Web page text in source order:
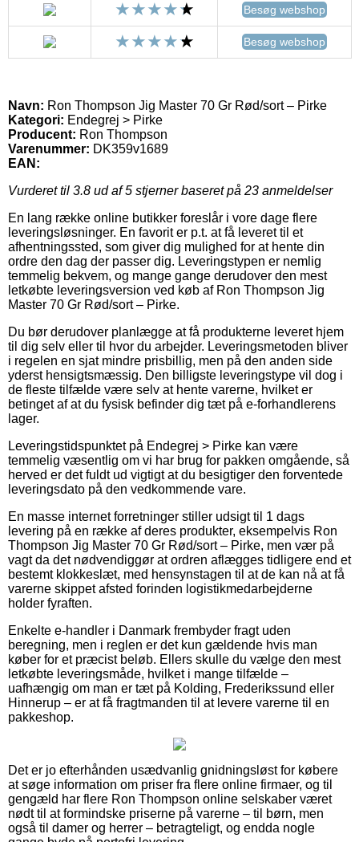
Besøg webshop
Besøg webshop
Navn: Ron Thompson Jig Master 70 Gr Rød/sort – Pirke
Kategori: Endegrej > Pirke
Producent: Ron Thompson
Varenummer: DK359v1689
EAN:
Vurderet til 3.8 ud af 5 stjerner baseret på 23 anmeldelser
En lang række online butikker foreslår i vore dage flere
leveringsløsninger. En favorit er p.t. at få leveret til et
afhentningssted, som giver dig mulighed for at hente din
ordre den dag der passer dig. Leveringstypen er nemlig
temmelig bekvem, og mange gange derudover den mest
letkøbte leveringsversion ved køb af Ron Thompson Jig
Master 70 Gr Rød/sort – Pirke.
Du bør derudover planlægge at få produkterne leveret hjem
til dig selv eller til hvor du arbejder. Leveringsmetoden bliver
i regelen en sjat mindre prisbillig, men på den anden side
yderst hensigtsmæssig. Den billigste leveringstype vil dog i
de fleste tilfælde være selv at hente varerne, hvilket er
betinget af at du fysisk befinder dig tæt på e-forhandlerens
lager.
Leveringstidspunktet på Endegrej > Pirke kan være
temmelig væsentlig om vi har brug for pakken omgående, så
herved er det fuldt ud vigtigt at du besigtiger den forventede
leveringsdato på den vedkommende vare.
En masse internet forretninger stiller udsigt til 1 dags
levering på en række af deres produkter, eksempelvis Ron
Thompson Jig Master 70 Gr Rød/sort – Pirke, men vær på
vagt da det nødvendiggør at ordren aflægges tidligere end et
bestemt klokkeslæt, med hensynstagen til at de kan nå at få
varerne skippet afsted forinden logistikmedarbejderne
holder fyraften.
Enkelte e-handler i Danmark frembyder fragt uden
beregning, men i reglen er det kun gældende hvis man
køber for et præcist beløb. Ellers skulle du vælge den mest
letkøbte leveringsmåde, hvilket i mange tilfælde –
uafhængig om man er tæt på Kolding, Frederikssund eller
Hinnerup – er at få fragtmanden til at levere varerne til en
pakkeshop.
Det er jo efterhånden usædvanlig gnidningsløst for købere
at søge information om priser fra flere online firmaer, og til
gengæld har flere Ron Thompson online selskaber været
nødt til at formindske priserne på varerne – til børn, men
også til damer og herrer – betragteligt, og endda nogle